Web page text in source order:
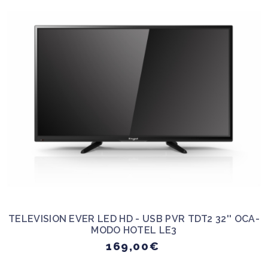
TELEVISION EVER LED HD - USB PVR TDT2 32'' OCA-
MODO HOTEL LE3
169,00€